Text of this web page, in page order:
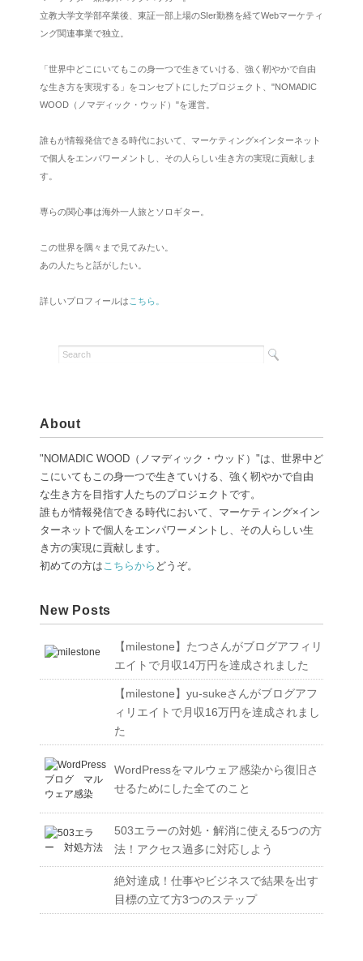
立教大学文学部卒業後、東証一部上場のSIer勤務を経てWebマーケティ
ング関連事業で独立。
「世界中どこにいてもこの身一つで生きていける、強く靭やかで自由
な生き方を実現する」をコンセプトにしたプロジェクト、"NOMADIC
WOOD（ノマディック・ウッド）"を運営。
誰もが情報発信できる時代において、マーケティング×インターネット
で個人をエンパワーメントし、その人らしい生き方の実現に貢献しま
す。
専らの関心事は海外一人旅とソロギター。
この世界を隅々まで見てみたい。
あの人たちと話がしたい。
詳しいプロフィールは こちら。
About
"NOMADIC WOOD（ノマディック・ウッド）"は、世界中ど
こにいてもこの身一つで生きていける、強く靭やかで自由
な生き方を目指す人たちのプロジェクトです。
誰もが情報発信できる時代において、マーケティング×イン
ターネットで個人をエンパワーメントし、その人らしい生
き方の実現に貢献します。
初めての方はこちらから どうぞ。
New Posts
【milestone】たつさんがブログアフィリ
エイトで月収14万円を達成されました
【milestone】yu-sukeさんがブログアフ
ィリエイトで月収16万円を達成されまし
た
WordPressをマルウェア感染から復旧さ
せるためにした全てのこと
503エラーの対処・解消に使える5つの方
法！アクセス過多に対応しよう
絶対達成！仕事やビジネスで結果を出す
目標の立て方3つのステップ